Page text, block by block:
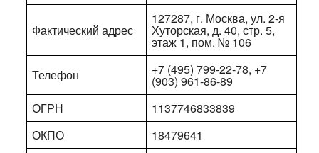
Фактический адрес
127287, г. Москва, ул. 2-я
Хуторская, д. 40, стр. 5,
этаж 1, пом. № 106
Телефон
+7 (495) 799-22-78, +7
(903) 961-86-89
ОГРН
1137746833839
ОКПО
18479641